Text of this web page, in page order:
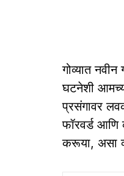
गोव्यात
घटनेशी
प्रसंगावर
फॉरवर्ड आणि
करूया, असा